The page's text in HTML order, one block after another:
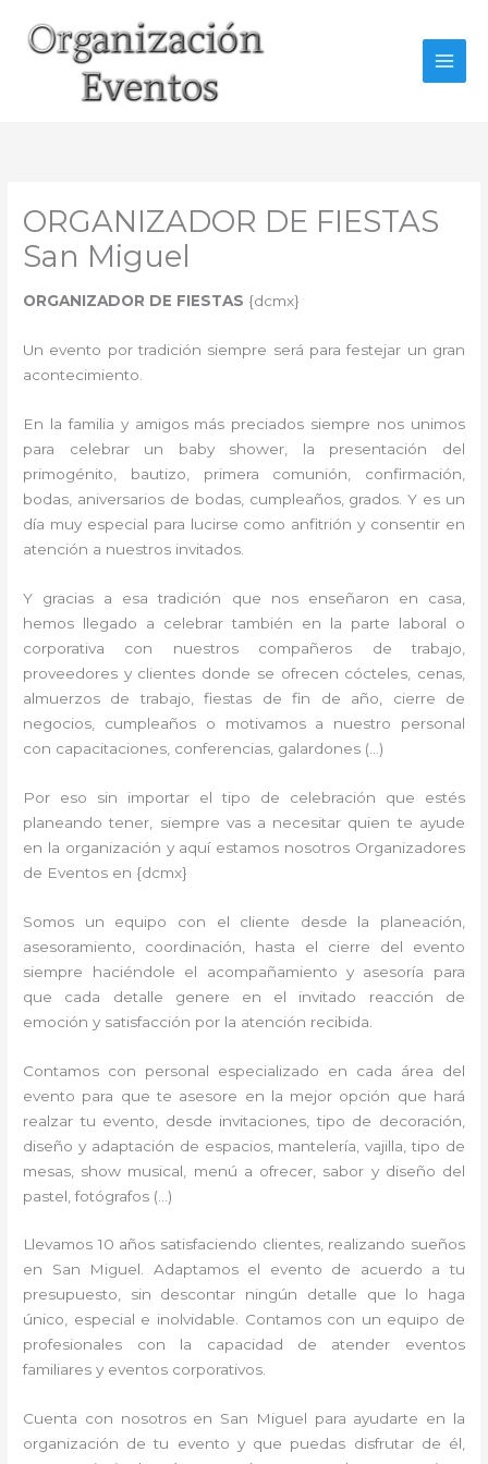
contenido
ORGANIZADOR DE FIESTAS
San Miguel
ORGANIZADOR DE FIESTAS {dcmx}
Un evento por tradición siempre será para festejar un gran
acontecimiento.
En la familia y amigos más preciados siempre nos unimos
para celebrar un baby shower, la presentación del
primogénito, bautizo, primera comunión, confirmación,
bodas, aniversarios de bodas, cumpleaños, grados. Y es un
día muy especial para lucirse como anfitrión y consentir en
atención a nuestros invitados.
Y gracias a esa tradición que nos enseñaron en casa,
hemos llegado a celebrar también en la parte laboral o
corporativa con nuestros compañeros de trabajo,
proveedores y clientes donde se ofrecen cócteles, cenas,
almuerzos de trabajo, fiestas de fin de año, cierre de
negocios, cumpleaños o motivamos a nuestro personal
con capacitaciones, conferencias, galardones (…)
Por eso sin importar el tipo de celebración que estés
planeando tener, siempre vas a necesitar quien te ayude
en la organización y aquí estamos nosotros Organizadores
de Eventos en {dcmx}
Somos un equipo con el cliente desde la planeación,
asesoramiento, coordinación, hasta el cierre del evento
siempre haciéndole el acompañamiento y asesoría para
que cada detalle genere en el invitado reacción de
emoción y satisfacción por la atención recibida.
Contamos con personal especializado en cada área del
evento para que te asesore en la mejor opción que hará
realzar tu evento, desde invitaciones, tipo de decoración,
diseño y adaptación de espacios, mantelería, vajilla, tipo de
mesas, show musical, menú a ofrecer, sabor y diseño del
pastel, fotógrafos (…)
Llevamos 10 años satisfaciendo clientes, realizando sueños
en San Miguel. Adaptamos el evento de acuerdo a tu
presupuesto, sin descontar ningún detalle que lo haga
único, especial e inolvidable. Contamos con un equipo de
profesionales con la capacidad de atender eventos
familiares y eventos corporativos.
Cuenta con nosotros en San Miguel para ayudarte en la
organización de tu evento y que puedas disfrutar de él,